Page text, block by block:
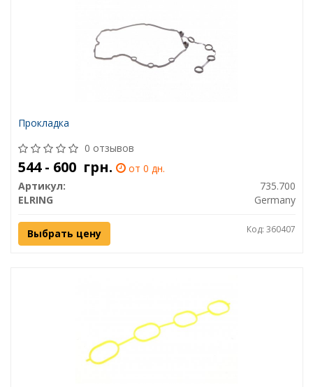
Прокладка
0 отзывов
544 - 600 грн.
от 0 дн.
Артикул:
735.700
ELRING
Germany
Выбрать цену Код: 360407